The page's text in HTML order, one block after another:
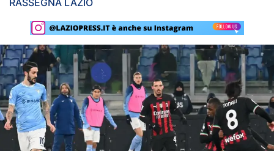
Lazio Women
Rassegna Lazio
Social
Calcio
RASSEGNA LAZIO